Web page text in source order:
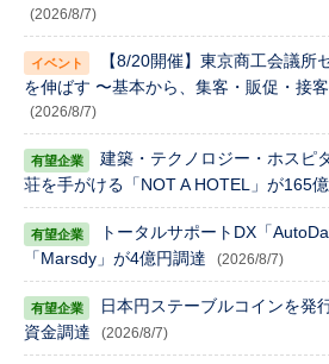
(2026/8/7)
【8/20開催】東京商工会議所
を伸ばす 〜基本から、集客・販促・接
(2026/8/7)
建築・テクノロジー・ホスピ
荘を手がける「NOT A HOTEL」が165
トータルサポートDX「
「Marsdy」が4億円調達
(2026/8/7)
日本円ステーブルコインを発
資金調達
(2026/8/7)